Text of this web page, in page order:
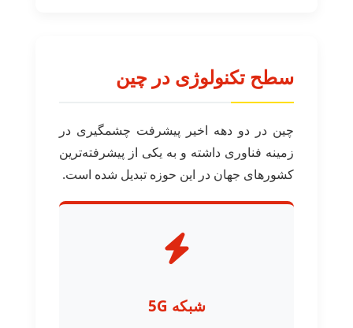
سطح تکنولوژی در چین
چین در دو دهه اخیر پیشرفت چشمگیری در
زمینه فناوری داشته و به یکی از پیشرفته‌ترین
کشورهای جهان در این حوزه تبدیل شده است.
شبکه 5G